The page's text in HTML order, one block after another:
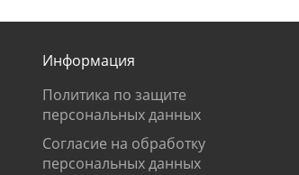
Информация
Политика по защите
персональных данных
Согласие на обработку
персональных данных